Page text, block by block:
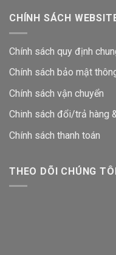
CHÍNH SÁCH
Chính sách quy định
Chính sách bảo mật
Chính sách vận chuyển
Chinh sách đổi/trả hàng
Chính sách thanh toán
THEO DÕI CHÚNG